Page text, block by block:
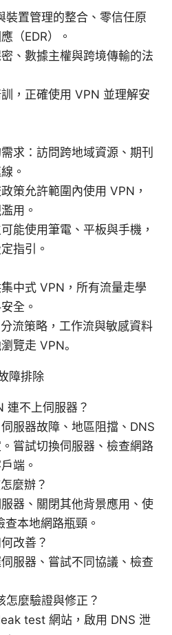
裝置管理的整合、零信任原
（EDR）。
、數據主權與跨境傳輸的法
，正確使用 VPN 並理解安
求：訪問跨地域資源、期刊
。
策允許範圍內使用 VPN，
用。
能使用筆電、平板與手機，
指引。
中式 VPN，所有流量走學
全。
流策略，工作流與敏感資料
覽走 VPN。
障排除
連不上伺服器？
服器故障、地區阻擋、DNS
嘗試切換伺服器、檢查網路
端。
麼辦？
器、關閉其他背景應用、使
本地網路瓶頸。
改善？
服器、嘗試不同協議、檢查
怎麼驗證與修正？
test 網站，啟用 DNS 泄